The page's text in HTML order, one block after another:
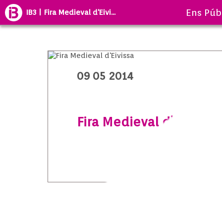
IB3 | Fira Medieval d'Eivi... Ens
09 05 2014
Fira Medieval d’Eivissa